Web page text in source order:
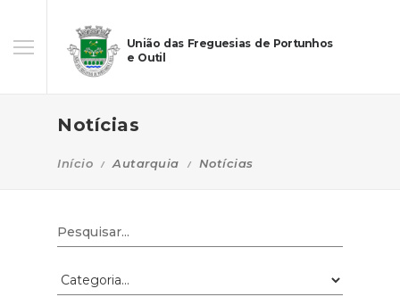
União das Freguesias de Portunhos
e Outil
Notícias
Início Autarquia Notícias